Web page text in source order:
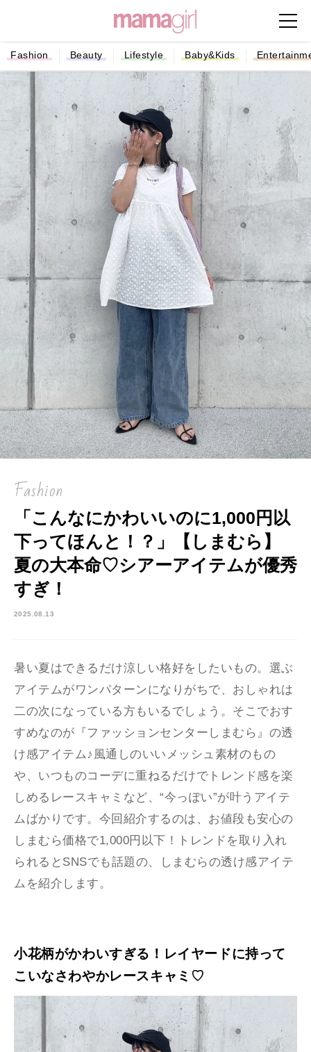
Fashion Beauty Lifestyle Baby&Kids
Fashion
「こんなにかわいいのに1,000円以
下ってほんと！？」【しまむら】
夏の大本命♡シアーアイテムが優秀
すぎ！
2025.08.13
暑い夏はできるだけ涼しい格好をしたいもの。選ぶ
アイテムがワンパターンになりがちで、おしゃれは
二の次になっている方もいるでしょう。そこでおす
すめなのが『ファッションセンターしまむら』の透
け感アイテム♪風通しのいいメッシュ素材のもの
や、いつものコーデに重ねるだけでトレンド感を楽
しめるレースキャミなど、“今っぽい”が叶うアイテ
ムばかりです。今回紹介するのは、お値段も安心の
しまむら価格で1,000円以下！トレンドを取り入れ
られるとSNSでも話題の、しまむらの透け感アイテ
ムを紹介します。
小花柄がかわいすぎる！レイヤードに持って
こいなさわやかレースキャミ♡